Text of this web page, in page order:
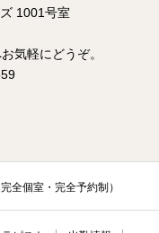
1001号室
気軽にどうぞ。
全個室・完全予約制）